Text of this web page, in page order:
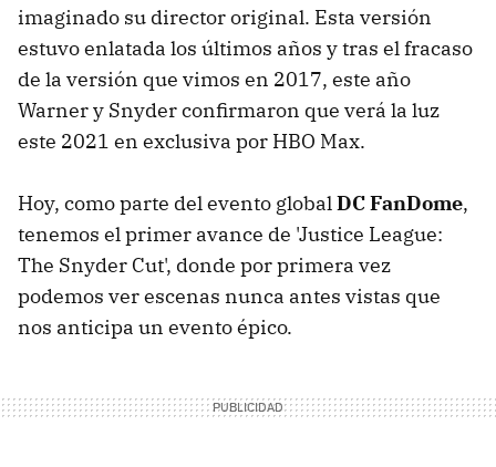
imaginado su director original. Esta versión
estuvo enlatada los últimos años y tras el fracaso
de la versión que vimos en 2017, este año
Warner y Snyder confirmaron que verá la luz
este 2021 en exclusiva por HBO Max.
Hoy, como parte del evento globalDC FanDome,
tenemos el primer avance de 'Justice League:
The Snyder Cut', donde por primera vez
podemos ver escenas nunca antes vistas que
nos anticipa un evento épico.